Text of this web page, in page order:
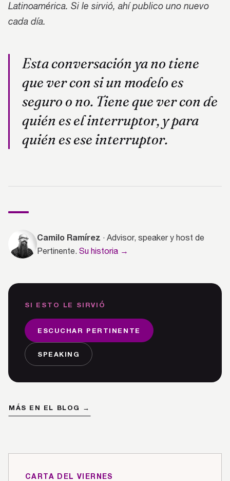
Latinoamérica. Si le sirvió, ahí publico uno nuevo
cada día.
Esta conversación ya no tiene
que ver con si un modelo es
seguro o no. Tiene que ver con de
quién es el interruptor, y para
quién es ese interruptor.
Camilo Ramírez · Advisor, speaker y host de
Pertinente. Su historia →
SI ESTO LE SIRVIÓ
ESCUCHAR PERTINENTE
SPEAKING
MÁS EN EL BLOG →
CARTA DEL VIERNES